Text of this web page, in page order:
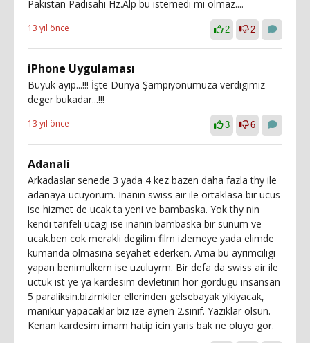
Pakistan Padisahi Hz.Alp bu istemedi mi olmaz....
13 yıl önce 2 2
iPhone Uygulaması
Büyük ayıp...!!! İşte Dünya Şampiyonumuza verdigimiz
deger bukadar...!!!
13 yıl önce 3 6
Adanali
Arkadaslar senede 3 yada 4 kez bazen daha fazla thy ile
adanaya ucuyorum. Inanin swiss air ile ortaklasa bir ucus
ise hizmet de ucak ta yeni ve bambaska. Yok thy nin
kendi tarifeli ucagi ise inanin bambaska bir sunum ve
ucak.ben cok merakli degilim film izlemeye yada elimde
kumanda olmasina seyahet ederken. Ama bu ayrimciligi
yapan benimulkem ise uzuluyrm. Bir defa da swiss air ile
uctuk ist ye ya kardesim devletinin hor gordugu insansan
5 paraliksin.bizimkiler ellerinden gelsebayak yikiyacak,
manikur yapacaklar biz ize aynen 2.sinif. Yaziklar olsun.
Kenan kardesim imam hatip icin yaris bak ne oluyo gor.